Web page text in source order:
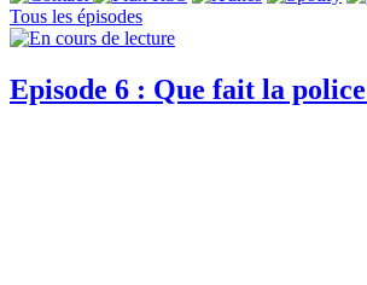
Tous les épisodes
Episode 6 : Que fait la